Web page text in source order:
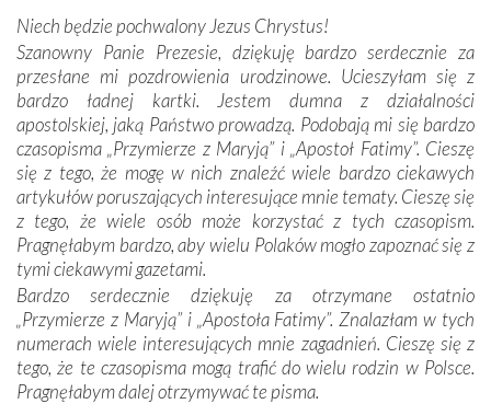
mieliśmy okazję przekonać się, że Maryja swoją opieką
otacza nie tylko nasz naród, lecz wszystkie nacje, które
się Jej ufnie oddają, a także każdą osobę, która zawierza
Jej siebie oraz swych bliskich.
Dzieje Portugalii to również historia wierności Bogu i
odstępstw, także w życiu władców. Trudne momenty w
wymiarze tak osobistym, jak i zbiorowym, przypominają o
konieczności ciągłego zabiegania o własną duszę i o łaskę
Opatrzności. Wierność przynosi pomyślność –
przynajmniej w życiu duchowym. Odstępstwo owocuje
nieszczęściem i śmiercią. Te uniwersalne prawdy
przychodziły na myśl, gdy słuchaliśmy opowieści
przewodników o portugalskich monarchach i wodzach,
zwycięskich bitwach i nieszczęśliwych losach grzesznych
kochanków.
Niech będzie pochwalony Jezus Chrystus!
Szanowny Panie Prezesie, dziękuję bardzo serdecznie za
przesłane mi pozdrowienia urodzinowe. Ucieszyłam się z
bardzo ładnej kartki. Jestem dumna z działalności
apostolskiej, jaką Państwo prowadzą. Podobają mi się bardzo
czasopisma „Przymierze z Maryją” i „Apostoł Fatimy”. Cieszę
się z tego, że mogę w nich znaleźć wiele bardzo ciekawych
artykułów poruszających interesujące mnie tematy. Cieszę się
z tego, że wiele osób może korzystać z tych czasopism.
Pragnęłabym bardzo, aby wielu Polaków mogło zapoznać się z
tymi ciekawymi gazetami.
Bardzo serdecznie dziękuję za otrzymane ostatnio
„Przymierze z Maryją” i „Apostoła Fatimy”. Znalazłam w tych
numerach wiele interesujących mnie zagadnień. Cieszę się z
tego, że te czasopisma mogą trafić do wielu rodzin w Polsce.
Pragnęłabym dalej otrzymywać te pisma.